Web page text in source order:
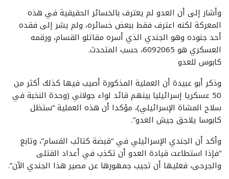
وأشار إلى أن العدو لم يعترف بالخسائر الحقيقية في هذه
المعركة لكنه اعترف فقط ببعض خسائره، ولم يشر إلى فقده
أحد جنوده وهو الجندي الذي أسره مقاتلو القسام، ورقمه
العسكري هو 6092065، حسب المتحدث.
كابوس للعدو
وذكر أبو عبيدة أن العملية المذكورة أصيب فيها كذلك أكثر من
50 عسكريا إسرائيليا بينهم قائد لواء جولاني (وحدة النخبة في
سلاح المشاة الإسرائيلي)، مؤكدا أن هذه العملية “ستظل
كابوسا يلاحق جيش العدو”.
وأكد أن الجندي الإسرائيلي في “قبضة كتائب القسام”، وتابع
“فإذا استطاعت قيادة العدو أن تكذب في أعداد القتلى
والجرحى، فعليها أن تجيب جمهورها عن مصير هذا الجندي الآن”.